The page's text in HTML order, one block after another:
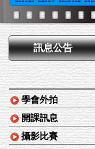
訊息公告
學會外拍
開課訊息
攝影比賽